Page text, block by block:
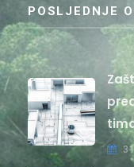
POSLJEDNJE